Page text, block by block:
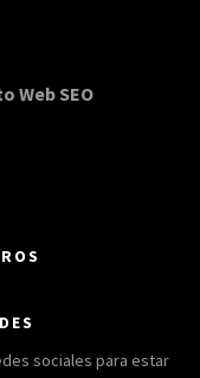
Web SEO20
sociales para estar